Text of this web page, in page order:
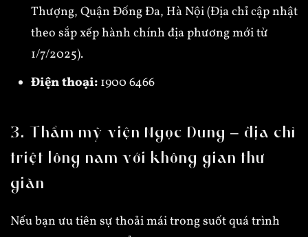
Thượng, Quận Đống Đa, Hà Nội (Địa chỉ cập nhật
theo sắp xếp hành chính địa phương mới từ
1/7/2025).
Điện thoại: 1900 6466
3. Thẩm mỹ viện Ngọc Dung – địa chỉ
triệt lông nam với không gian thư
giãn
Nếu bạn ưu tiên sự thoải mái trong suốt quá trình